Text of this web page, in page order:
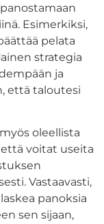
Esimerkiksi,
pelata
strategia
ja
että taloutesi
oleellista
voitat useita
Vastaavasti,
panoksia
sen sijaan,